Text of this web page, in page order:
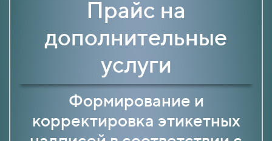
Прайс на
дополнительные
услуги
Формирование и
корректировка этикетных